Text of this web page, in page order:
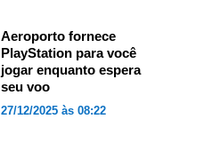
Aeroporto fornece
PlayStation para você
jogar enquanto espera
seu voo
27/12/2025 às 08:22